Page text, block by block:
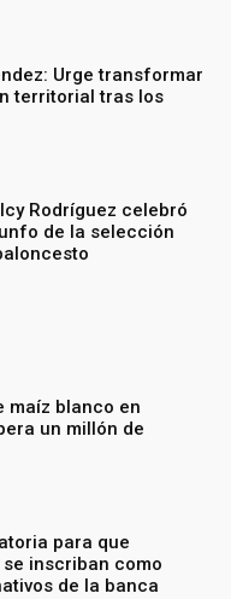
Urge transformar
territorial tras los
Rodríguez celebró
de la selección
maíz blanco en
un millón de
para que
inscriban como
de la banca